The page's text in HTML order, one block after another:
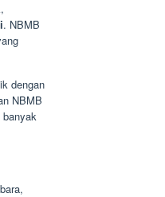
. NBMB
dengan
NBMB
banyak